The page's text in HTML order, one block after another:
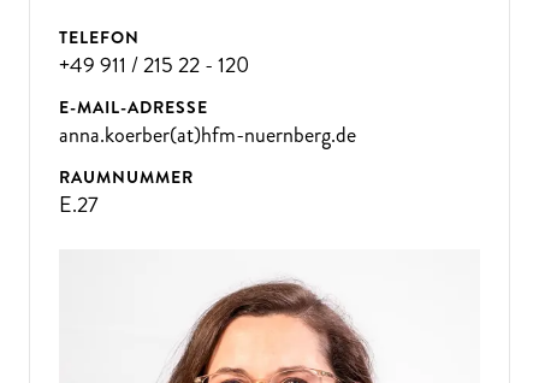
TELEFON
+49 911 / 215 22 - 120
E-MAIL-ADRESSE
anna.koerber(at)hfm-nuernberg.de
RAUMNUMMER
E.27